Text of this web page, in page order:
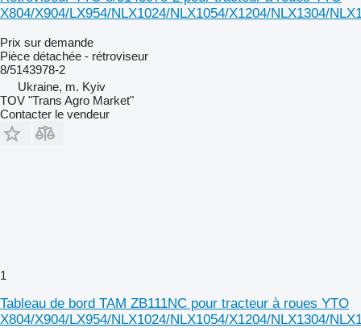
X804/X904/LX954/NLX1024/NLX1054/X1204/NLX1304/
Prix sur demande
Pièce détachée - rétroviseur
8/5143978-2
Ukraine, m. Kyiv
TOV "Trans Agro Market"
Contacter le vendeur
1
Tableau de bord TAM ZB111NC pour tracteur à roues YTO
X804/X904/LX954/NLX1024/NLX1054/X1204/NLX1304/